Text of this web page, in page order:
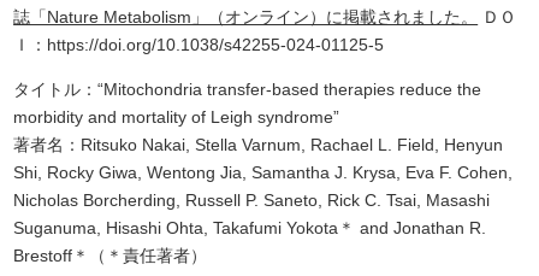
誌「Nature Metabolism」（オンライン）に掲載されました。
ＤＯ
Ｉ：https://doi.org/10.1038/s42255-024-01125-5
タイトル：“Mitochondria transfer-based therapies reduce the
morbidity and mortality of Leigh syndrome”
著者名：Ritsuko Nakai, Stella Varnum, Rachael L. Field, Henyun
Shi, Rocky Giwa, Wentong Jia, Samantha J. Krysa, Eva F. Cohen,
Nicholas Borcherding, Russell P. Saneto, Rick C. Tsai, Masashi
Suganuma, Hisashi Ohta, Takafumi Yokota＊ and Jonathan R.
Brestoff＊（＊責任著者）